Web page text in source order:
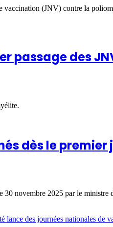
(JNV) contre la
passage des
dès le premier
novembre 2025 par le